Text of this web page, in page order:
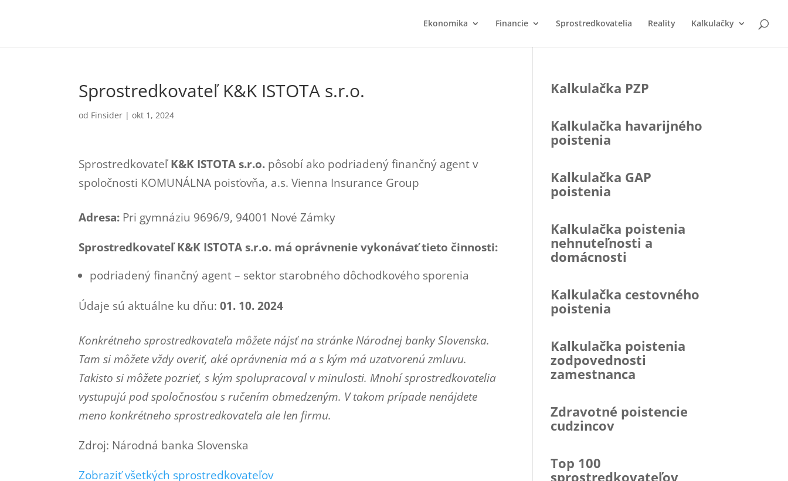
Ekonomika Financie Sprostredkovatelia Reality Kalkulačky
Sprostredkovateľ K&K ISTOTA s.r.o.
od Finsider |okt 1, 2024
SprostredkovateľK&K ISTOTA s.r.o. pôsobí ako podriadený finančný agent v
spoločnosti KOMUNÁLNA poisťovňa, a.s. Vienna Insurance Group
Adresa: Pri gymnáziu 9696/9, 94001 Nové Zámky
Sprostredkovateľ K&K ISTOTA s.r.o. má oprávnenie vykonávať tieto činnosti:
podriadený finančný agent – sektor starobného dôchodkového sporenia
Údaje sú aktuálne ku dňu:01. 10. 2024
Konkrétneho sprostredkovateľa môžete nájsť na stránke Národnej banky Slovenska.
Tam si môžete vždy overiť, aké oprávnenia má a s kým má uzatvorenú zmluvu.
Takisto si môžete pozrieť, s kým spolupracoval v minulosti. Mnohí sprostredkovatelia
vystupujú pod spoločnosťou s ručením obmedzeným. V takom prípade nenájdete
meno konkrétneho sprostredkovateľa ale len firmu.
Zdroj: Národná banka Slovenska
Zobraziť všetkých sprostredkovateľov
Kalkulačka PZP
Kalkulačka havarijného
poistenia
Kalkulačka GAP
poistenia
Kalkulačka poistenia
nehnuteľnosti a
domácnosti
Kalkulačka cestovného
poistenia
Kalkulačka poistenia
zodpovednosti
zamestnanca
Zdravotné poistencie
cudzincov
Top 100
sprostredkovateľov